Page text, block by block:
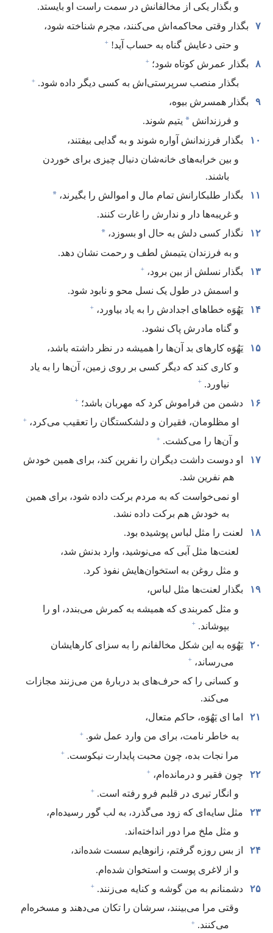
و بگذار یکی از مخالفانش در سمت راست او بایستد.‏
۷
بگذار وقتی محاکمه‌اش می‌کنند،‏ مجرم شناخته شود،‏
و حتی دعایش گناه به حساب آید!‏ +
۸ بگذار عمرش کوتاه شود؛‏ +
بگذار منصب سرپرستی‌اش به کسی دیگر داده شود.‏ +
۹
بگذار همسرش بیوه،‏
و فرزندانش * یتیم شوند.‏
۱۰
بگذار فرزندانش آواره شوند و به گدایی بیفتند،‏
و بین خرابه‌های خانه‌شان دنبال چیزی برای خوردن
باشند.‏
۱۱
بگذار طلبکارانش تمام مال و اموالش را بگیرند،‏ *
و غریبه‌ها دار و ندارش را غارت کنند.‏
۱۲
نگذار کسی دلش به حال او بسوزد،‏ *
و به فرزندان یتیمش لطف و رحمت نشان دهد.‏
۱۳
بگذار نسلش از بین برود،‏ +
و اسمش در طول یک نسل محو و نابود شود.‏
۱۴
یَهُوَه خطاهای اجدادش را به یاد بیاورد،‏ +
و گناه مادرش پاک نشود.‏
۱۵
یَهُوَه کارهای بد آن‌ها را همیشه در نظر داشته باشد،‏
و کاری کند که دیگر کسی بر روی زمین،‏ آن‌ها را به یاد
نیاورد.‏ +
۱۶ دشمن من فراموش کرد که مهربان باشد؛‏ +
او مظلومان،‏ فقیران و دلشکستگان را تعقیب می‌کرد،‏ +
و آن‌ها را می‌کشت.‏ +
۱۷
او دوست داشت دیگران را نفرین کند،‏ برای همین خودش
هم نفرین شد.‏
او نمی‌خواست که به مردم برکت داده شود،‏ برای همین
به خودش هم برکت داده نشد.‏
۱۸
لعنت را مثل لباس پوشیده بود.‏
لعنت‌ها مثل آبی که می‌نوشید،‏ وارد بدنش شد،‏
و مثل روغن به استخوان‌هایش نفوذ کرد.‏
۱۹
بگذار لعنت‌ها مثل لباس،‏
و مثل کمربندی که همیشه به کمرش می‌بندد،‏ او را
بپوشاند.‏ +
۲۰ یَهُوَه به این شکل مخالفانم را به سزای کارهایشان
می‌رساند،‏ +
و کسانی را که حرف‌های بد دربارهٔ من می‌زنند مجازات
می‌کند.‏
۲۱
اما ای یَهُوَه،‏ حاکم متعال،‏
به خاطر نامت،‏ برای من وارد عمل شو.‏ +
مرا نجات بده،‏ چون محبت پایدارت نیکوست.‏ +
۲۲ چون فقیر و درمانده‌ام،‏ +
و انگار تیری در قلبم فرو رفته است.‏ +
۲۳
مثل سایه‌ای که زود می‌گذرد،‏ به لب گور رسیده‌ام،‏
و مثل ملخ مرا دور انداخته‌اند.‏
۲۴
از بس روزه گرفتم،‏ زانوهایم سست شده‌اند،‏
و از لاغری پوست و استخوان شده‌ام.‏
۲۵
دشمنانم به من گوشه و کنایه می‌زنند.‏ +
وقتی مرا می‌بینند،‏ سرشان را تکان می‌دهند و مسخره‌ام
می‌کنند.‏ +